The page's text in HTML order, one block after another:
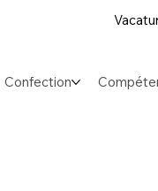
Confection